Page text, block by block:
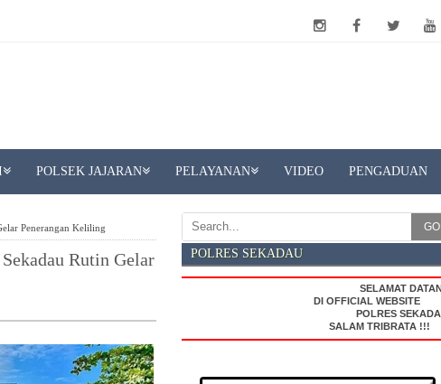
POLSEK JAJARAN PELAYANAN VIDEO PENGADUAN
Penerangan Keliling
Rutin Gelar
GO
POLRES SEKADAU
SELAMAT DATANG
DI OFFICIAL WEBSITE
POLRES SEKADAU
SALAM TRIBRATA !!!